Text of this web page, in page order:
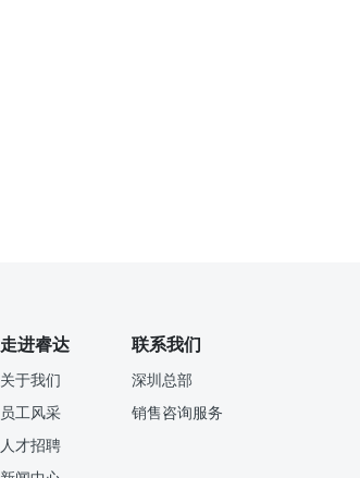
走进睿达
关于我们
员工风采
人才招聘
联系我们
深圳总部
销售咨询服务